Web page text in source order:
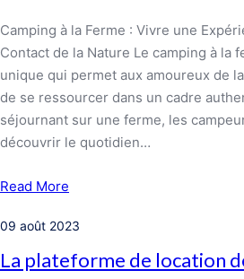
Camping à la Ferme : Vivre une
Contact de la Nature Le camping à la
unique qui permet aux amoureux de
de se ressourcer dans un cadre
séjournant sur une ferme, les
découvrir le quotidien…
Read More
09 août 2023
La plateforme de location